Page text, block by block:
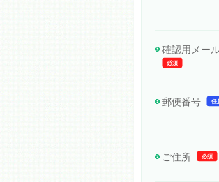
確認用メー
必須
郵便番号 任
ご住所 必須